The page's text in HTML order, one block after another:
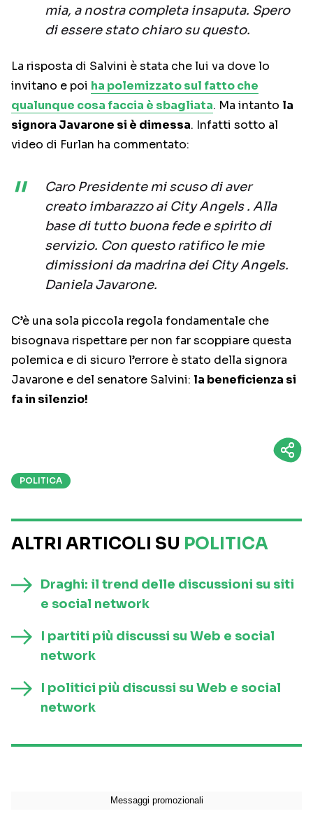
mia, a nostra completa insaputa. Spero
di essere stato chiaro su questo.
La risposta di Salvini è stata che lui va dove lo
invitano e poi ha polemizzato sul fatto che
qualunque cosa faccia è sbagliata. Ma intanto la
signora Javarone si è dimessa. Infatti sotto al
video di Furlan ha commentato:
Caro Presidente mi scuso di aver
creato imbarazzo ai City Angels . Alla
base di tutto buona fede e spirito di
servizio. Con questo ratifico le mie
dimissioni da madrina dei City Angels.
Daniela Javarone.
C’è una sola piccola regola fondamentale che
bisognava rispettare per non far scoppiare questa
polemica e di sicuro l’errore è stato della signora
Javarone e del senatore Salvini: la beneficienza si
fa in silenzio!
POLITICA
ALTRI ARTICOLI SU POLITICA
Draghi: il trend delle discussioni su siti
e social network
I partiti più discussi su Web e social
network
I politici più discussi su Web e social
network